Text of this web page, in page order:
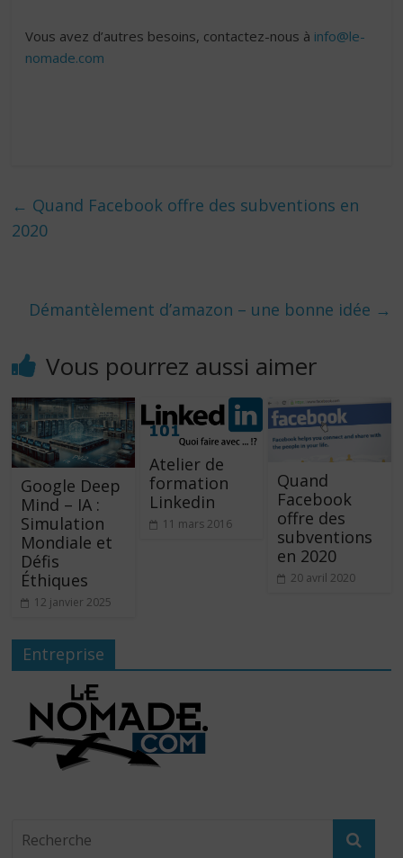
Vous avez d’autres besoins, contactez-nous à info@le-
nomade.com
← Quand Facebook offre des subventions en
2020
Démantèlement d’amazon – une bonne idée →
Vous pourrez aussi aimer
Google Deep
Mind – IA :
Simulation
Mondiale et
Défis
Éthiques
12 janvier 2025
Atelier de
formation
Linkedin
11 mars 2016
Quand
Facebook
offre des
subventions
en 2020
20 avril 2020
Entreprise